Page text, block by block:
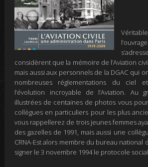
considèrent que la mémoire de l’Aviation
mais aussi aux personnels de la DGAC qui
nombreuses réglementations du ciel
l’évolution incroyable de l’Aviation. Au
illustrées de centaines de photos vous
collègues en particuliers pour les plus
vous rappellerez de trois jeunes femmes
des gazelles de 1991, mais aussi une
CRNA-Est alors membre du bureau national
signer le 3 novembre 1994 le protocole